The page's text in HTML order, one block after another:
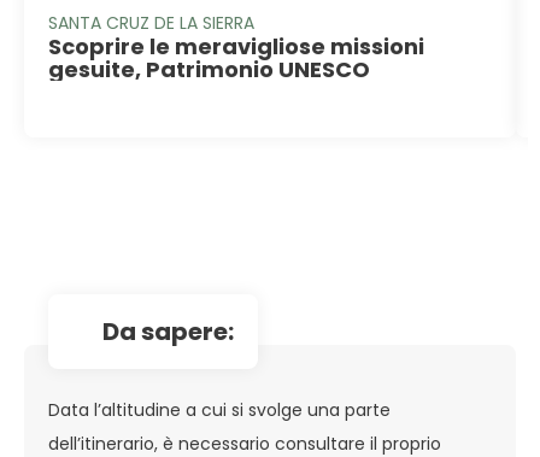
SANTA CRUZ DE LA SIERRA
Scoprire le meravigliose missioni
gesuite, Patrimonio UNESCO
da sapere:
Data l’altitudine a cui si svolge una parte
dell’itinerario, è necessario consultare il proprio